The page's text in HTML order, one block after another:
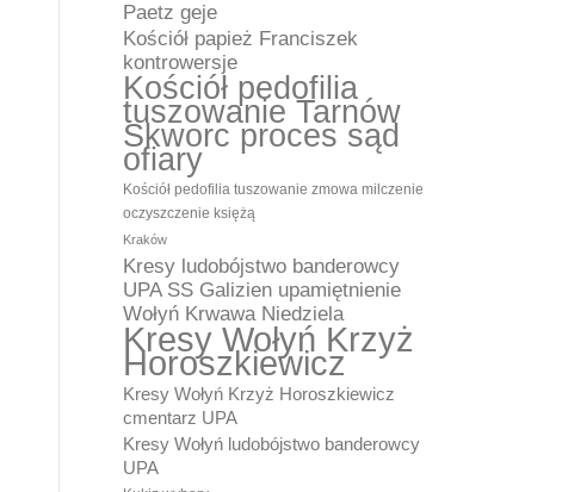
Paetz geje
Kościół papież Franciszek
kontrowersje
Kościół pedofilia
tuszowanie Tarnów
Skworc proces sąd
ofiary
Kościół pedofilia tuszowanie zmowa milczenie
oczyszczenie księżą
Kraków
Kresy ludobójstwo banderowcy
UPA SS Galizien upamiętnienie
Wołyń Krwawa Niedziela
Kresy Wołyń Krzyż
Horoszkiewicz
Kresy Wołyń Krzyż Horoszkiewicz
cmentarz UPA
Kresy Wołyń ludobójstwo banderowcy
UPA